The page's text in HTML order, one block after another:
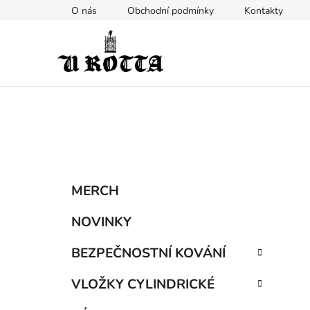
O nás Obchodní podmínky Kontakty
Přeskočit
kategorie
MERCH
NOVINKY
BEZPEČNOSTNÍ KOVÁNÍ
VLOŽKY CYLINDRICKÉ